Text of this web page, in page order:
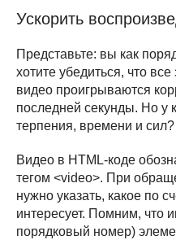
Ускорить
Представьте: вы как
хотите убедиться, что
видео проигрываются
последней секунды. Но у
терпения, времени и
Видео в HTML-коде
тегом <video>. При
нужно указать, какое по
интересует. Помним, что
порядковый номер)